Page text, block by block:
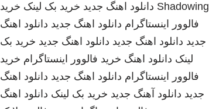
Shadowing دانلود اهنگ جدید خرید بک لینک خرید
فالوور اینستاگرام دانلود اهنگ جدید دانلود اهنگ
جدید دانلود اهنگ جدید دانلود اهنگ جدید خرید بک
لینک دانلود اهنگ خرید فالوور اینستاگرام خرید
فالوور اینستاگرام دانلود اهنگ جدید دانلود اهنگ
جدید دانلود آهنگ جدید خرید بک لینک دانلود اهنگ